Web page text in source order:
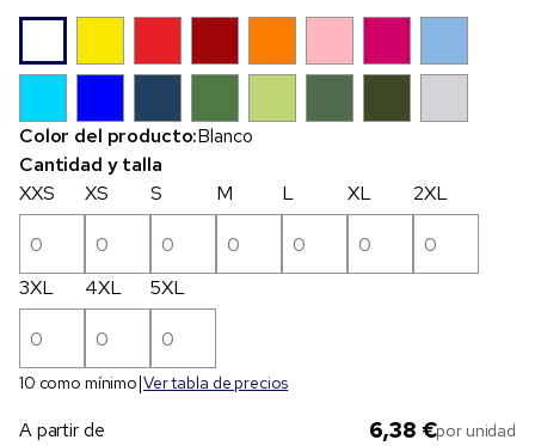
Color del producto:Blanco
Cantidad y talla
XXS
XS S M L XL 2XL
3XL 4XL 5XL
10 como mínimo Ver tabla de precios
A partir de 6,38 €por unidad